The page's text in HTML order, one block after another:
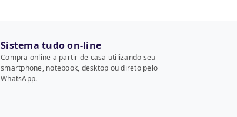
Sistema tudo on-line
Compra online a partir de casa utilizando seu
smartphone, notebook, desktop ou direto pelo
WhatsApp.